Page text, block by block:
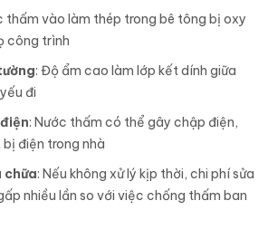
thấm vào làm thép trong bê tông bị oxy
công trình
: Độ ẩm cao làm lớp kết dính giữa
đi
: Nước thấm có thể gây chập điện,
điện trong nhà
chữa: Nếu không xử lý kịp thời, chi phí sửa
nhiều lần so với việc chống thấm ban